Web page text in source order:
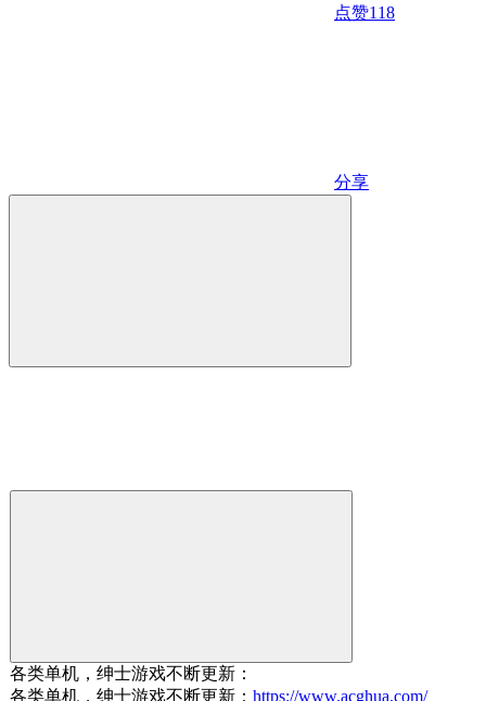
点赞118
分享
各类单机，绅士游戏不断更新：
各类单机，绅士游戏不断更新： https://www.acghua.com/